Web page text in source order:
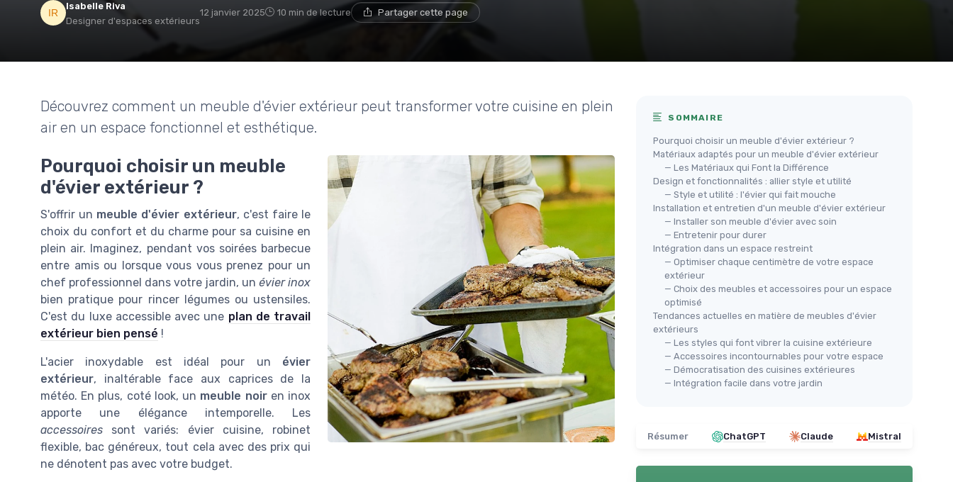
Isabelle Riva
Designer d'espaces extérieurs
12 janvier 2025 10 min de lecture Partager cette page
Découvrez comment un meuble d'évier extérieur peut transformer votre cuisine en plein
air en un espace fonctionnel et esthétique.
Pourquoi choisir un meuble
d'évier extérieur ?
S'offrir un meuble d'évier extérieur, c'est faire le
choix du confort et du charme pour sa cuisine en
plein air. Imaginez, pendant vos soirées barbecue
entre amis ou lorsque vous vous prenez pour un
chef professionnel dans votre jardin, un évier inox
bien pratique pour rincer légumes ou ustensiles.
C'est du luxe accessible avec une plan de travail
extérieur bien pensé !
L'acier inoxydable est idéal pour un évier
extérieur, inaltérable face aux caprices de la
météo. En plus, coté look, un meuble noiren inox
apporte une élégance intemporelle. Les
accessoires sont variés: évier cuisine, robinet
flexible, bac généreux, tout cela avec des prix qui
ne dénotent pas avec votre budget.
SOMMAIRE
Pourquoi choisir un meuble d'évier extérieur ?
Matériaux adaptés pour un meuble d'évier extérieur
— Les Matériaux qui Font la Différence
Design et fonctionnalités : allier style et utilité
— Style et utilité : l'évier qui fait mouche
Installation et entretien d'un meuble d'évier extérieur
— Installer son meuble d'évier avec soin
— Entretenir pour durer
Intégration dans un espace restreint
— Optimiser chaque centimètre de votre espace
extérieur
— Choix des meubles et accessoires pour un espace
optimisé
Tendances actuelles en matière de meubles d'évier
extérieurs
— Les styles qui font vibrer la cuisine extérieure
— Accessoires incontournables pour votre espace
— Démocratisation des cuisines extérieures
— Intégration facile dans votre jardin
Résumer ChatGPT Claude Mistral